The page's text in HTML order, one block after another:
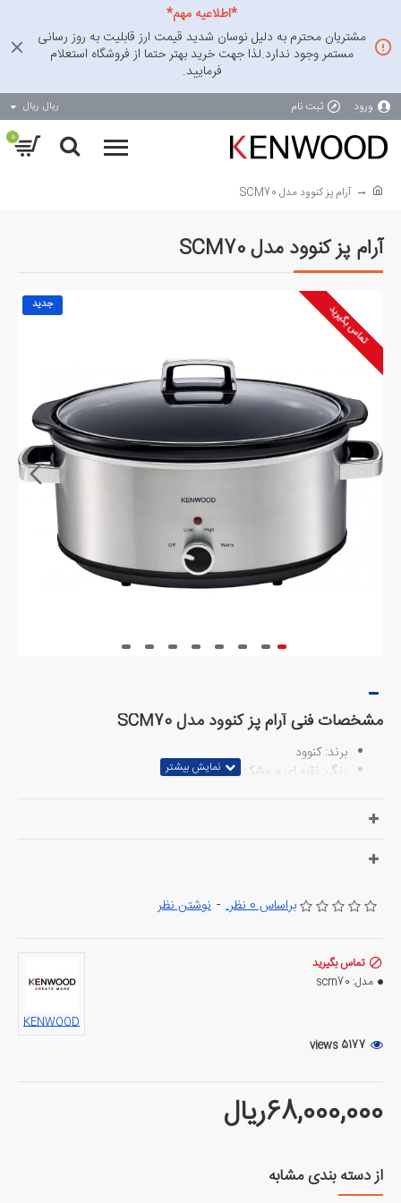
*اطلاعیه مهم*
مشتریان محترم به دلیل نوسان شدید قیمت ارز قابلیت به روز رسانی
مستمر وجود ندارد.لذا جهت خرید بهتر حتما از فروشگاه استعلام
فرمایید.
ورود ثبت نام ریال ریال
0
آرام پز کنوود مدل SCM70
آرام پز کنوود مدل SCM70
جدید تماس بگیرید
مشخصات فنی آرام پز کنوود مدل SCM70
برند: کنوود
رنگ: نقره ای و مشکی
ولتاژ 220
درب شیشه ای محکم، دسته های خنک
برنج پز آرام 6.5 لیتری کنوود با 3 درجه حرارت (کم، زیاد و گرم)، طعم را
براساس 0 نظر. - نوشتن نظر
68,000,000ریال
تماس بگیرید
مدل: scm70
KENWOOD
5177 views
از دسته بندی مشابه